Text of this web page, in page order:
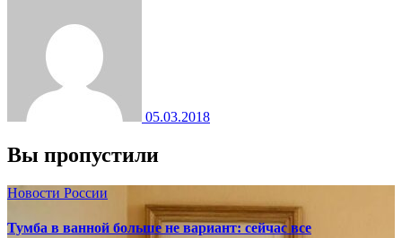
05.03.2018
Вы пропустили
Новости России
Тумба в ванной больше не вариант: сейчас все